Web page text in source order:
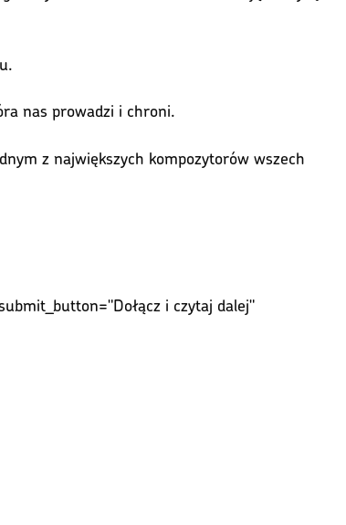
nas prowadzi i chroni.
z największych kompozytorów wszech
i czytaj dalej"